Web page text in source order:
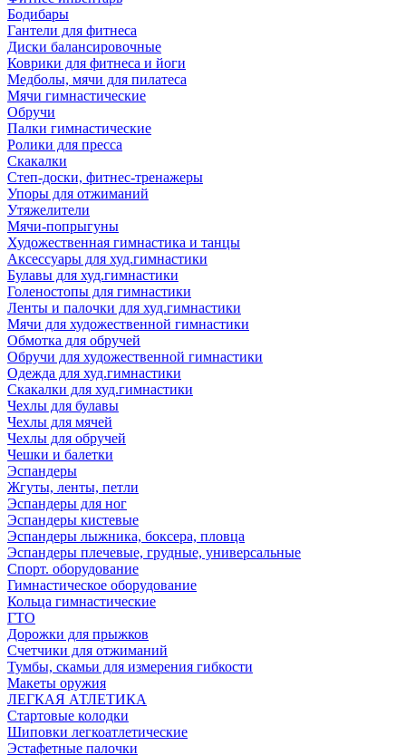
Бодибары
Гантели для фитнеса
Диски балансировочные
Коврики для фитнеса и йоги
Медболы, мячи для пилатеса
Мячи гимнастические
Обручи
Палки гимнастические
Ролики для пресса
Скакалки
Степ-доски, фитнес-тренажеры
Упоры для отжиманий
Утяжелители
Мячи-попрыгуны
Художественная гимнастика и танцы
Аксессуары для худ.гимнастики
Булавы для худ.гимнастики
Голеностопы для гимнастики
Ленты и палочки для худ.гимнастики
Мячи для художественной гимнастики
Обмотка для обручей
Обручи для художественной гимнастики
Одежда для худ.гимнастики
Скакалки для худ.гимнастики
Чехлы для булавы
Чехлы для мячей
Чехлы для обручей
Чешки и балетки
Эспандеры
Жгуты, ленты, петли
Эспандеры для ног
Эспандеры кистевые
Эспандеры лыжника, боксера, пловца
Эспандеры плечевые, грудные, универсальные
Спорт. оборудование
Гимнастическое оборудование
Кольца гимнастические
ГТО
Дорожки для прыжков
Счетчики для отжиманий
Тумбы, скамьи для измерения гибкости
Макеты оружия
ЛЕГКАЯ АТЛЕТИКА
Стартовые колодки
Шиповки легкоатлетические
Эстафетные палочки